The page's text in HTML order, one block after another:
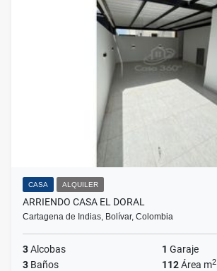
CASA ALQUILER
ARRIENDO CASA EL DORAL
Cartagena de Indias, Bolívar, Colombia
3Alcobas 1 Garaje
3 Baños 112Área m2